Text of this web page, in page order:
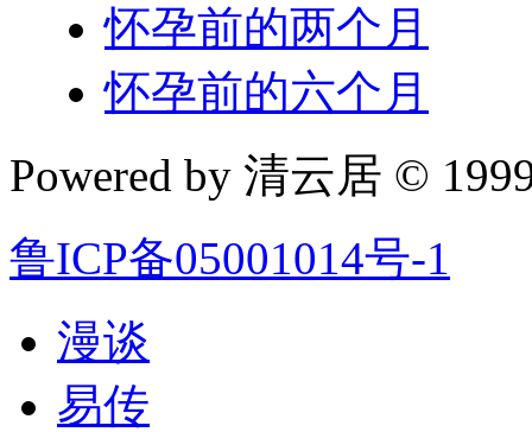
怀孕前的两个月
怀孕前的六个月
Powered by 清云居 ©
鲁ICP备05001014号-1
漫谈
易传